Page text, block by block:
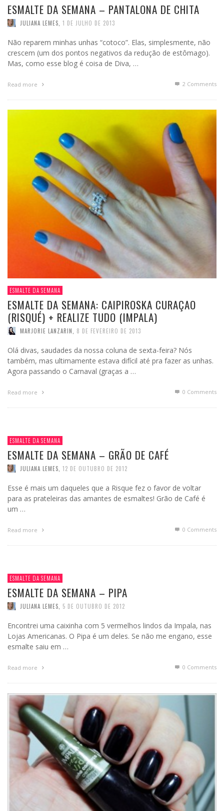
ESMALTE DA SEMANA – PANTALONA DE CHITA
JULIANA LEMES 1 DE JULHO DE 2013
Não reparem minhas unhas “cotoco”. Elas, simplesmente, não
crescem (um dos pontos negativos da redução de estômago).
Mas, como esse blog é coisa de Diva, …
Read more 2 Comments
ESMALTE DA SEMANA
ESMALTE DA SEMANA: CAIPIROSKA CURAÇAO
(RISQUÉ) + REALIZE TUDO (IMPALA)
MARJORIE LANZARIN, 8 DE FEVEREIRO DE 2013
Olá divas, saudades da nossa coluna de sexta-feira? Nós
também, mas ultimamente estava difícil até pra fazer as unhas.
Agora passando o Carnaval (graças a …
Read more 0 Comments
ESMALTE DA SEMANA
ESMALTE DA SEMANA – GRÃO DE CAFÉ
JULIANA LEMES 12 DE OUTUBRO DE 2012
Esse é mais um daqueles que a Risque fez o favor de voltar
para as prateleiras das amantes de esmaltes! Grão de Café é
um …
Read more 0 Comments
ESMALTE DA SEMANA
ESMALTE DA SEMANA – PIPA
JULIANA LEMES 5 DE OUTUBRO DE 2012
Encontrei uma caixinha com 5 vermelhos lindos da Impala, nas
Lojas Americanas. O Pipa é um deles. Se não me engano, esse
esmalte saiu em …
Read more 0 Comments